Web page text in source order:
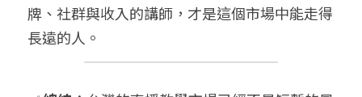
牌、社群與收入的講師，才是這個市場中能走得
長遠的人。